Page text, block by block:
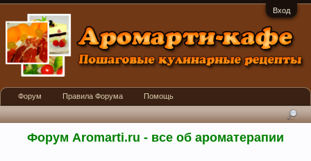
Вход
Форум Aromarti.ru - все об ароматерапии
Форум Правила Форума Помощь